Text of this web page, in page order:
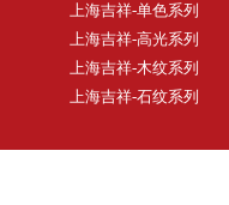
上海吉祥-单色系列
上海吉祥-高光系列
上海吉祥-木纹系列
上海吉祥-石纹系列